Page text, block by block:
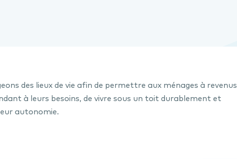
des lieux de vie afin de permettre aux ménages à revenus
à leurs besoins, de vivre sous un toit durablement et
autonomie.